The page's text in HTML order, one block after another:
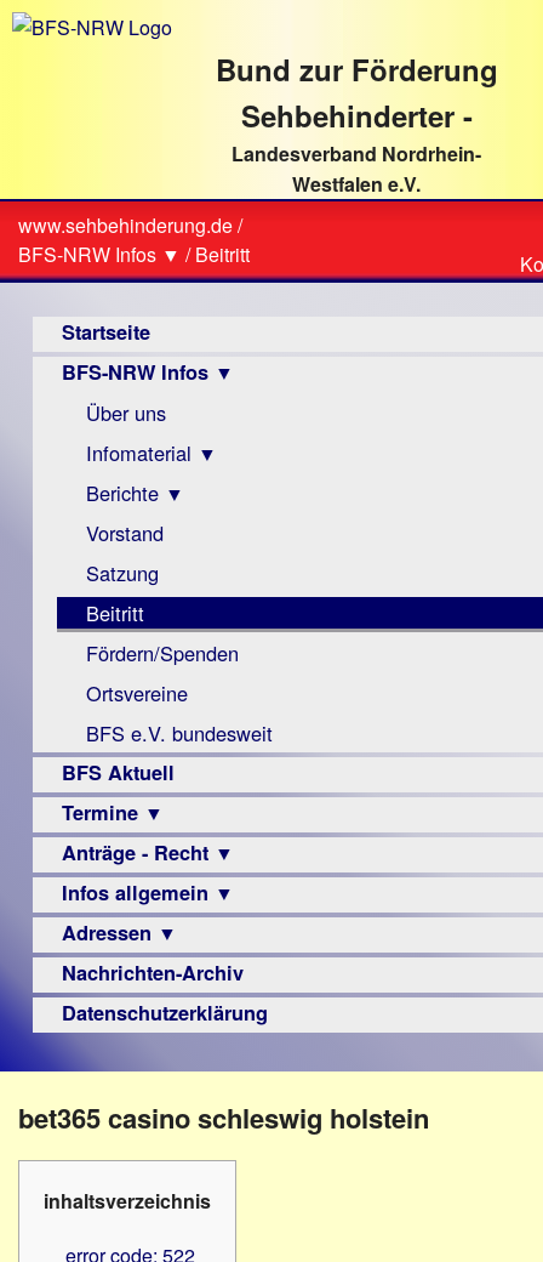
direkt
Bund zur Förderung
Sehbehinderter -
Landesverband Nordrhein-
Westfalen e.V.
Sie
sind
hier
www.sehbehinderung.de/
BFS-NRW Infos ▼ /Beitritt
Startseite
BFS-NRW Infos ▼
Über uns
Infomaterial ▼
Visus
Zeitschrift
Monokular
Mac
Instagram-
Links
Berichte ▼
Archiv
Berichte
Vorstand
Satzung
Beitritt
Fördern/Spenden
Ortsvereine
BFS e.V. bundesweit
BFS Aktuell
Termine ▼
Veranstaltungsprogramme
Anträge - Recht ▼
Archiv
Urteile
Infos allgemein ▼
Sehbehinderung
Frühförderung
Schule
–
Beruf
Hilfsmittel
-
PC
Adressen ▼
Augenoptiker
Berufsbildungswerke
Hörbüchereien
Reha-
Lehrer
Nachrichten-Archiv
Datenschutzerklärung
bet365 casino schleswig holstein
inhaltsverzeichnis
error code: 522